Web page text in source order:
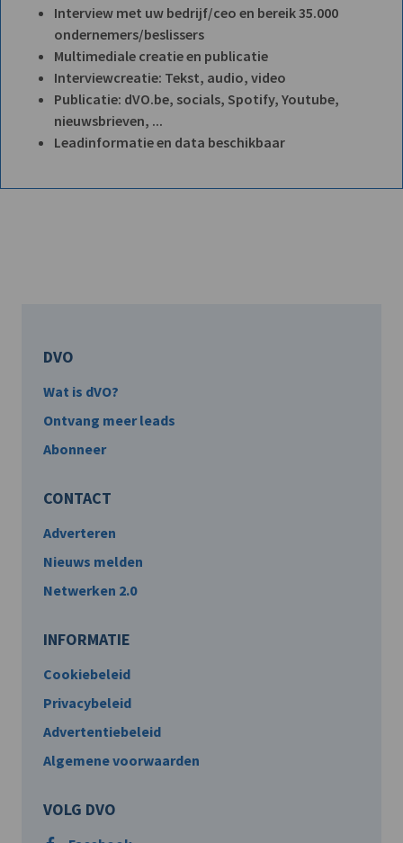
Interview met uw bedrijf/ceo en bereik 35.000
ondernemers/beslissers
Multimediale creatie en publicatie
Interviewcreatie: Tekst, audio, video
Publicatie: dVO.be, socials, Spotify, Youtube,
nieuwsbrieven, ...
Leadinformatie en data beschikbaar
DVO
Wat is dVO?
Ontvang meer leads
Abonneer
CONTACT
Adverteren
Nieuws melden
Netwerken 2.0
INFORMATIE
Cookiebeleid
Privacybeleid
Advertentiebeleid
Algemene voorwaarden
VOLG DVO